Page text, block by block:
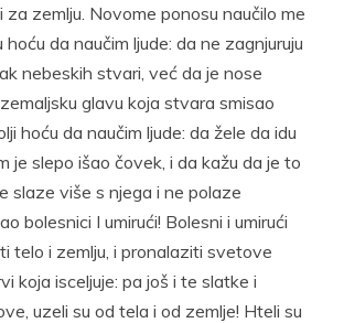
zemlju. Novome ponosu naučilo me
hoću da naučim ljude: da ne zagnjuruju
nebeskih stvari, već da je nose
glavu koja stvara smisao
hoću da naučim ljude: da žele da idu
je slepo išao čovek, i da kažu da je to
slaze više s njega i ne polaze
bolesnici I umirući! Bolesni i umirući
telo i zemlju, i pronalaziti svetove
koja isceljuje: pa još i te slatke i
uzeli su od tela i od zemlje! Hteli su